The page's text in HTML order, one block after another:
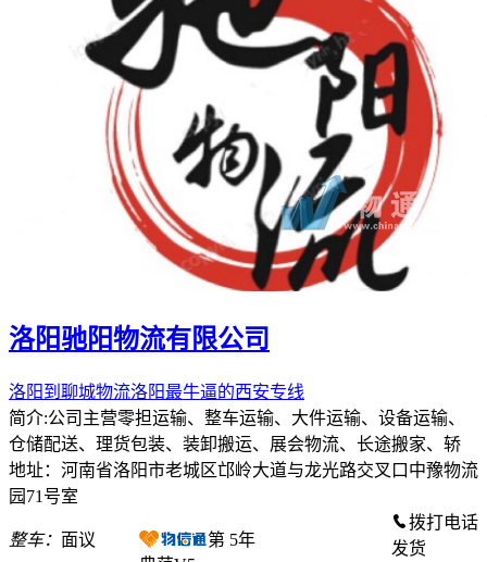
洛阳驰阳物流有限公司
洛阳到聊城物流洛阳最牛逼的西安专线
简介:公司主营零担运输、整车运输、大件运输、设备运输、
仓储配送、理货包装、装卸搬运、展会物流、长途搬家、轿
地址：河南省洛阳市老城区邙岭大道与龙光路交叉口中豫物流
园71号室
整车： 面议 第 5年
拨打电话
发货